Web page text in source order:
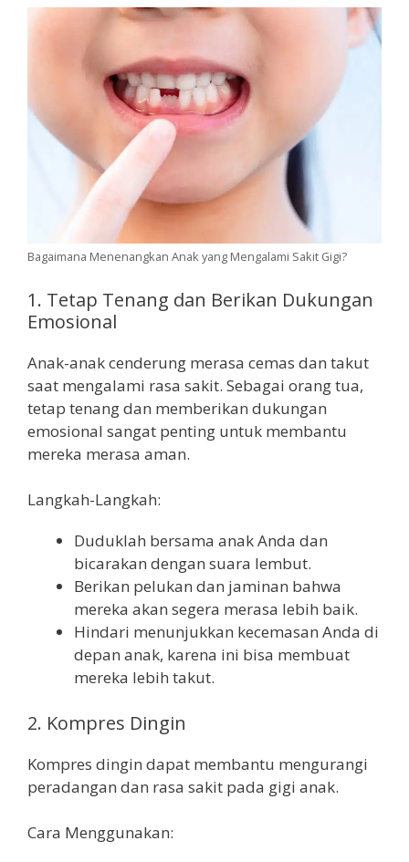
Bagaimana Menenangkan Anak yang Mengalami Sakit Gigi?
1. Tetap Tenang dan Berikan Dukungan
Emosional
Anak-anak cenderung merasa cemas dan takut
saat mengalami rasa sakit. Sebagai orang tua,
tetap tenang dan memberikan dukungan
emosional sangat penting untuk membantu
mereka merasa aman.
Langkah-Langkah:
Duduklah bersama anak Anda dan
bicarakan dengan suara lembut.
Berikan pelukan dan jaminan bahwa
mereka akan segera merasa lebih baik.
Hindari menunjukkan kecemasan Anda di
depan anak, karena ini bisa membuat
mereka lebih takut.
2. Kompres Dingin
Kompres dingin dapat membantu mengurangi
peradangan dan rasa sakit pada gigi anak.
Cara Menggunakan: